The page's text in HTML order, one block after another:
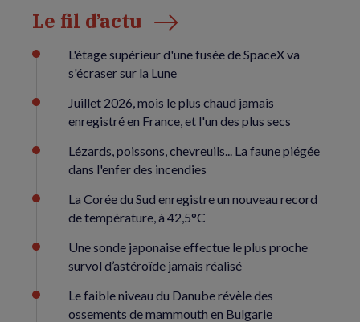
Le fil d’actu
L'étage supérieur d'une fusée de SpaceX va
s'écraser sur la Lune
Juillet 2026, mois le plus chaud jamais
enregistré en France, et l'un des plus secs
Lézards, poissons, chevreuils... La faune piégée
dans l'enfer des incendies
La Corée du Sud enregistre un nouveau record
de température, à 42,5°C
Une sonde japonaise effectue le plus proche
survol d’astéroïde jamais réalisé
Le faible niveau du Danube révèle des
ossements de mammouth en Bulgarie